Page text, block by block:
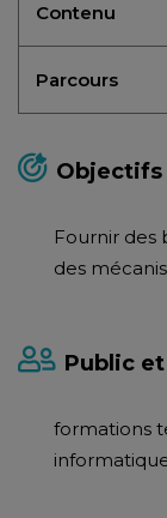
Contenu
Parcours
Objectifs
Fournir des
des
Public
formations